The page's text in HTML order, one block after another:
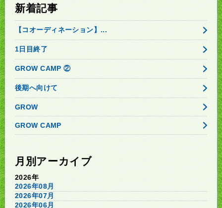
新着記事
【コオーディネーション】...
1日目終了
GROW CAMP ②
後期へ向けて
GROW
GROW CAMP
月別アーカイブ
2026年
2026年08月
2026年07月
2026年06月